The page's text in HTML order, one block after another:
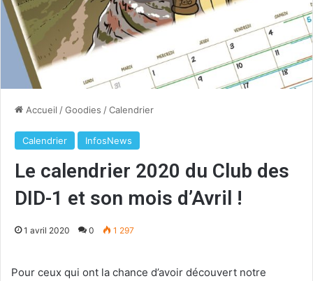
Accueil /Goodies /Calendrier
Calendrier InfosNews
Le calendrier 2020 du Club des
DID-1 et son mois d’Avril !
1 avril 2020 0 1 297
Pour ceux qui ont la chance d’avoir découvert notre